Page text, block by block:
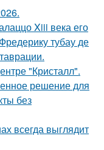
Xiii века его
тубау де
"Кристалл".
решение для
без
всегда выглядит